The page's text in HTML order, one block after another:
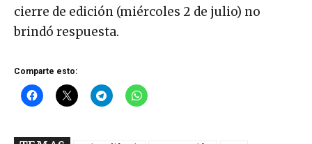
cierre de edición (miércoles 2 de julio) no
brindó respuesta.
Comparte esto: